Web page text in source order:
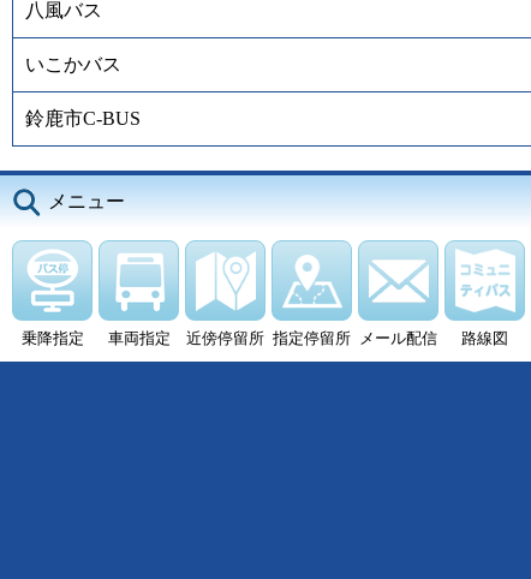
八風バス
いこかバス
鈴鹿市C-BUS
メニュー
乗降指定 車両指定 近傍停留所 指定停留所 メール配信 路線図